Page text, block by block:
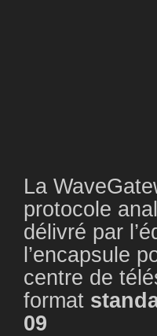
La
protocole
délivré par
l’encapsule
centre de
format
09